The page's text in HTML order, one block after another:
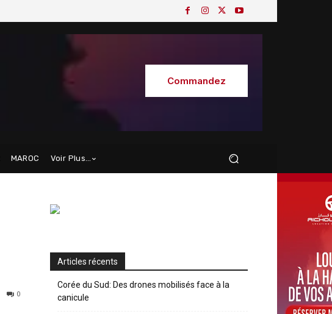
Commandez
MAROC Voir Plus…
0
Articles récents
Corée du Sud: Des drones mobilisés face à la
canicule